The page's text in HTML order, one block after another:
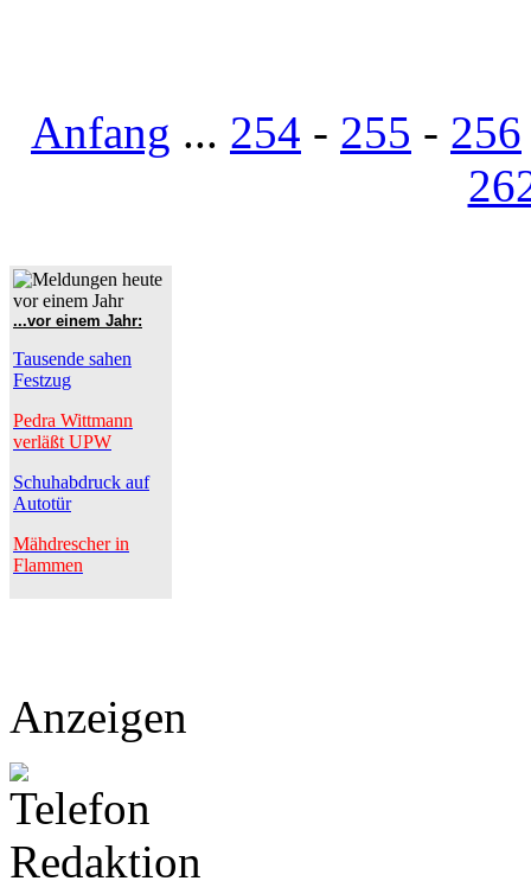
Anfang ... 254 - 255 - 256
...vor einem Jahr:
Tausende sahen
Festzug
Pedra Wittmann
verläßt UPW
Schuhabdruck auf
Autotür
Mähdrescher in
Flammen
Anzeigen